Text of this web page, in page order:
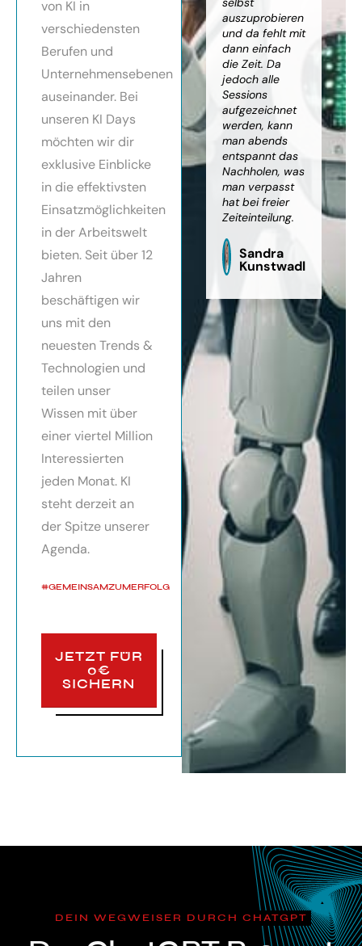
von KI in
verschiedensten
Berufen und
Unternehmensebenen
auseinander. Bei
unseren KI Days
möchten wir dir
exklusive Einblicke
in die effektivsten
Einsatzmöglichkeiten
in der Arbeitswelt
bieten. Seit über 12
Jahren
beschäftigen wir
uns mit den
neuesten Trends &
Technologien und
teilen unser
Wissen mit über
einer viertel Million
Interessierten
jeden Monat. KI
steht derzeit an
der Spitze unserer
Agenda.
#GEMEINSAMZUMERFOLG
JETZT FÜR
0€
SICHERN
die
von KI
von
Elisabeth
teilweise
wurden für
Probleme noch
Anleitungen
bereitgestellt.
Monika
Vietz
auszuprobieren
und da fehlt mit
dann einfach
die Zeit. Da
jedoch alle
Sessions
aufgezeichnet
werden, kann
man abends
entspannt das
Nachholen, was
man verpasst
hat bei freier
Zeiteinteilung.
Sandra
Kunstwadl
DEIN WEGWEISER DURCH CHATGPT